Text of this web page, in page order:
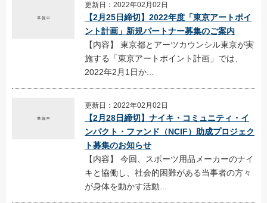
更新日：2022年02月02日
【2月25日締切】2022年度「東京アートポイ
ント計画」新規パートナー募集のご案内
【内容】 東京都とアーツカウンシル東京が実
施する「東京アートポイント計画」では、
2022年2月1日か...
更新日：2022年02月02日
【2月28日締切】ナイキ・コミュニティ・イ
ンパクト・ファンド（NCIF）助成プロジェク
ト募集のお知らせ
【内容】 今回、スポーツ用品メーカーのナイ
キと協働し、社会的困難がある当事者の方々
が身体を動かす活動...